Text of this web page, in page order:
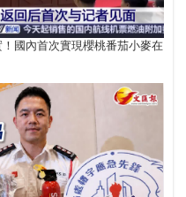
！國內首次實現櫻桃番茄小麥在